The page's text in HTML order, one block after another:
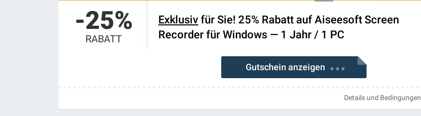
-25%
RABATT
Exklusiv für Sie! 25% Rabatt auf Aiseesoft Screen
Recorder für Windows — 1 Jahr / 1 PC
Gutschein anzeigen * * *
Details und Bedingungen